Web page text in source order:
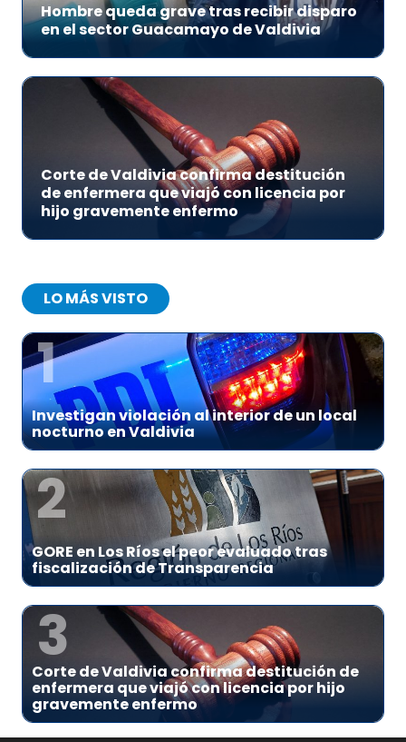
Hombre queda grave tras recibir disparo
en el sector Guacamayo de Valdivia
Corte de Valdivia confirma destitución
de enfermera que viajó con licencia por
hijo gravemente enfermo
LO MÁS VISTO
1
Investigan violación al interior de un local
nocturno en Valdivia
2
GORE en Los Ríos el peor evaluado tras
fiscalización de Transparencia
3
Corte de Valdivia confirma destitución de
enfermera que viajó con licencia por hijo
gravemente enfermo